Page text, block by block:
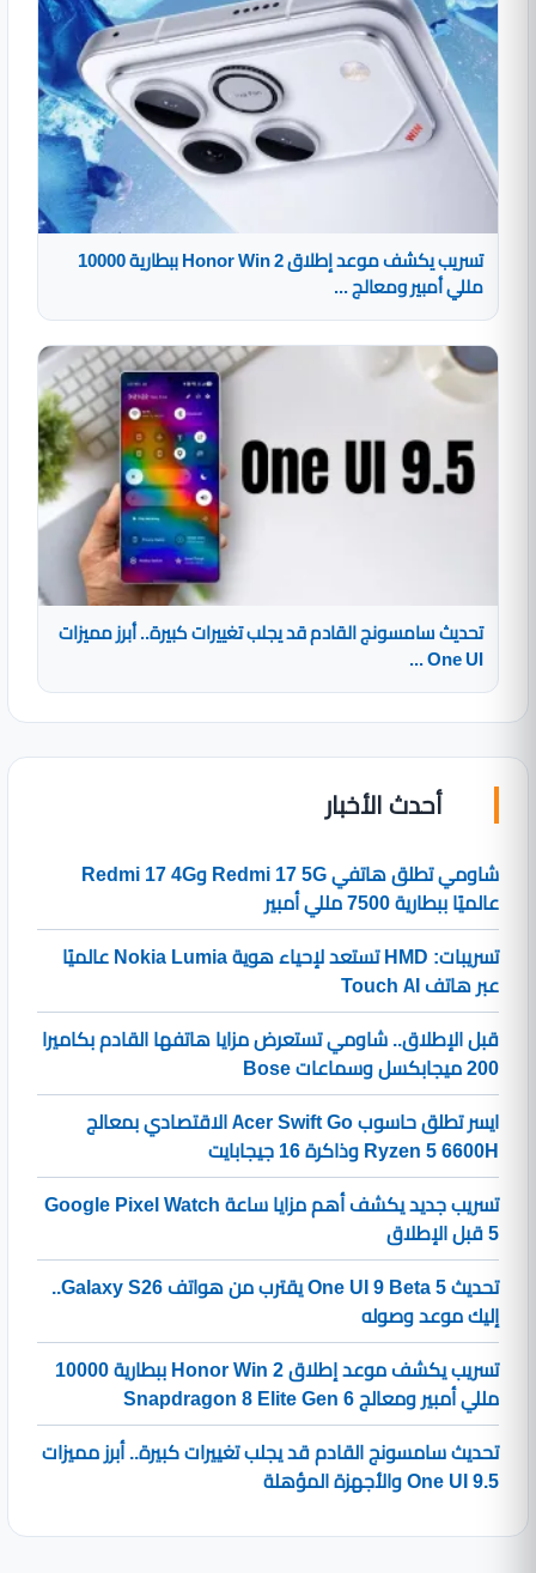
تسريب يكشف موعد إطلاق Honor Win 2 ببطارية 10000
مللي أمبير ومعالج ...
تحديث سامسونج القادم قد يجلب تغييرات كبيرة.. أبرز مميزات
One UI ...
أحدث الأخبار
شاومي تطلق هاتفي Redmi 17 5G وRedmi 17 4G
عالميًا ببطارية 7500 مللي أمبير
تسريبات: HMD تستعد لإحياء هوية Nokia Lumia عالميًا
عبر هاتف Touch AI
قبل الإطلاق.. شاومي تستعرض مزايا هاتفها القادم بكاميرا
200 ميجابكسل وسماعات Bose
ايسر تطلق حاسوب Acer Swift Go الاقتصادي بمعالج
Ryzen 5 6600H وذاكرة 16 جيجابايت
تسريب جديد يكشف أهم مزايا ساعة Google Pixel Watch
5 قبل الإطلاق
تحديث One UI 9 Beta 5 يقترب من هواتف Galaxy S26..
إليك موعد وصوله
تسريب يكشف موعد إطلاق Honor Win 2 ببطارية 10000
مللي أمبير ومعالج Snapdragon 8 Elite Gen 6
تحديث سامسونج القادم قد يجلب تغييرات كبيرة.. أبرز مميزات
One UI 9.5 والأجهزة المؤهلة